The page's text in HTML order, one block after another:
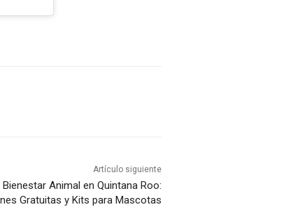
Artículo siguiente
Animal en Quintana Roo:
Gratuitas y Kits para Mascotas